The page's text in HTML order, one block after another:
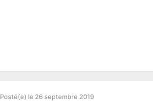
Posté(e) le 26 septembre 2019